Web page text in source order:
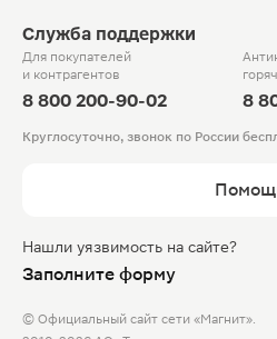
Служба поддержки
Для покупателей
и контрагентов
8 800 200-90-02 8
Круглосуточно, звонок по России
Нашли уязвимость на сайте?
Заполните форму
© Официальный сайт сети «Магнит».